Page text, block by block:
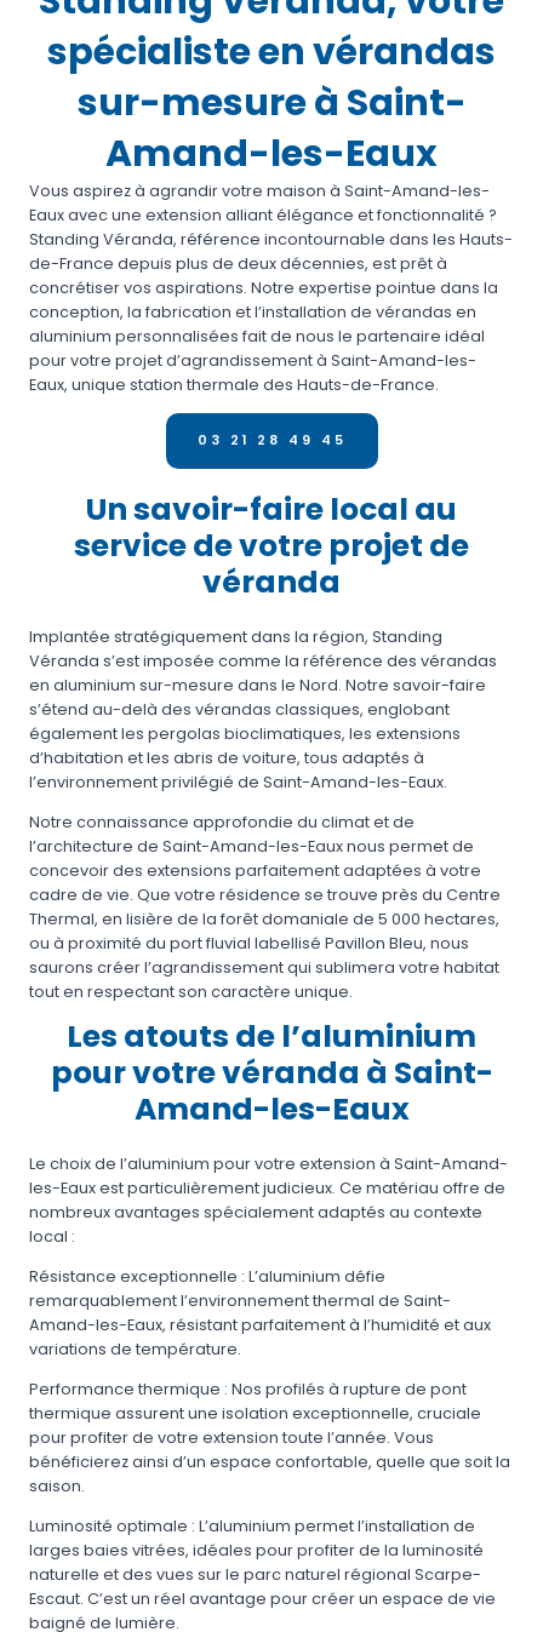
spécialiste en vérandas
sur-mesure à Saint-
Amand-les-Eaux
Vous aspirez à agrandir votre maison à Saint-Amand-les-
Eaux avec une extension alliant élégance et fonctionnalité ?
Standing Véranda, référence incontournable dans les Hauts-
de-France depuis plus de deux décennies, est prêt à
concrétiser vos aspirations. Notre expertise pointue dans la
conception, la fabrication et l’installation de vérandas en
aluminium personnalisées fait de nous le partenaire idéal
pour votre projet d’agrandissement à Saint-Amand-les-
Eaux, unique station thermale des Hauts-de-France.
03 21 28 49 45
Un savoir-faire local au
service de votre projet de
véranda
Implantée stratégiquement dans la région, Standing
Véranda s’est imposée comme la référence des vérandas
en aluminium sur-mesure dans le Nord. Notre savoir-faire
s’étend au-delà des vérandas classiques, englobant
également les pergolas bioclimatiques, les extensions
d’habitation et les abris de voiture, tous adaptés à
l’environnement privilégié de Saint-Amand-les-Eaux.
Notre connaissance approfondie du climat et de
l’architecture de Saint-Amand-les-Eaux nous permet de
concevoir des extensions parfaitement adaptées à votre
cadre de vie. Que votre résidence se trouve près du Centre
Thermal, en lisière de la forêt domaniale de 5 000 hectares,
ou à proximité du port fluvial labellisé Pavillon Bleu, nous
saurons créer l’agrandissement qui sublimera votre habitat
tout en respectant son caractère unique.
Les atouts de l’aluminium
pour votre véranda à Saint-
Amand-les-Eaux
Le choix de l’aluminium pour votre extension à Saint-Amand-
les-Eaux est particulièrement judicieux. Ce matériau offre de
nombreux avantages spécialement adaptés au contexte
local :
Résistance exceptionnelle : L’aluminium défie
remarquablement l’environnement thermal de Saint-
Amand-les-Eaux, résistant parfaitement à l’humidité et aux
variations de température.
Performance thermique : Nos profilés à rupture de pont
thermique assurent une isolation exceptionnelle, cruciale
pour profiter de votre extension toute l’année. Vous
bénéficierez ainsi d’un espace confortable, quelle que soit la
saison.
Luminosité optimale : L’aluminium permet l’installation de
larges baies vitrées, idéales pour profiter de la luminosité
naturelle et des vues sur le parc naturel régional Scarpe-
Escaut. C’est un réel avantage pour créer un espace de vie
baigné de lumière.